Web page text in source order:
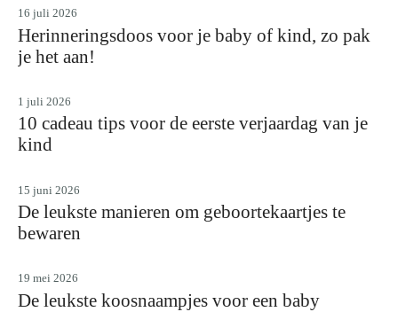
16 juli 2026
Herinneringsdoos voor je baby of kind, zo pak
je het aan!
1 juli 2026
10 cadeau tips voor de eerste verjaardag van je
kind
15 juni 2026
De leukste manieren om geboortekaartjes te
bewaren
19 mei 2026
De leukste koosnaampjes voor een baby